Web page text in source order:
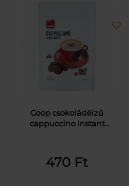
Coop csokoládéízű
cappuccino instant
470 Ft